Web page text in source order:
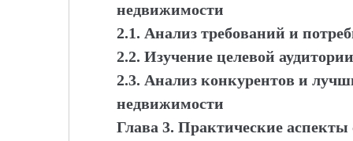
недвижимости
2.1. Анализ требований и
2.2. Изучение целевой
2.3. Анализ конкурентов и
недвижимости
Глава 3. Практические аспекты